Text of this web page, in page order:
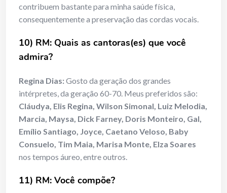
contribuem bastante para minha saúde física,
consequentemente a preservação das cordas vocais.
10) RM: Quais as cantoras(es) que você
admira?
Regina Dias:Gosto da geração dos grandes
intérpretes, da geração 60-70. Meus preferidos são:
Cláudya, Elis Regina, Wilson Simonal, Luiz Melodia,
Marcia, Maysa, Dick Farney, Doris Monteiro, Gal,
Emílio Santiago, Joyce, Caetano Veloso, Baby
Consuelo, Tim Maia, Marisa Monte, Elza Soares
nos tempos áureo, entre outros.
11) RM: Você compõe?